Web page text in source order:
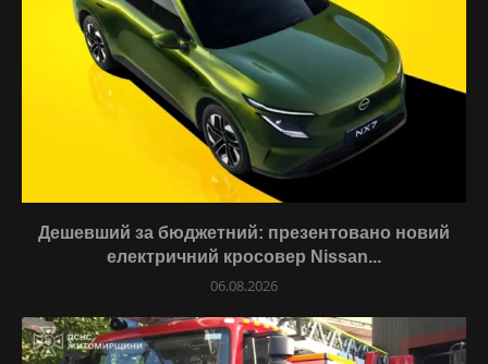
Дешевший за бюджетний: презентовано новий
електричний кросовер Nissan...
06.08.2026